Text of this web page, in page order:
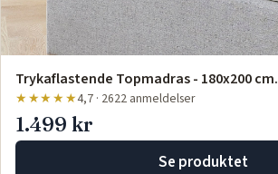
Trykaflastende Topmadras - 180x200 cm.
★★★★★4,7 · 2622 anmeldelser
1.499 kr
Se produktet